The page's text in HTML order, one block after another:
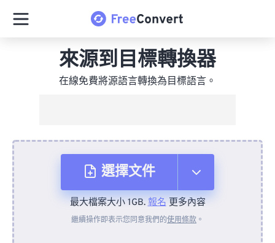
來源到目標轉換器
在線免費將源語言轉換為目標語言。
選擇文件
來自裝置
最大檔案大小 1GB.報名更多內容
繼續操作即表示您同意我們的使用條款 。